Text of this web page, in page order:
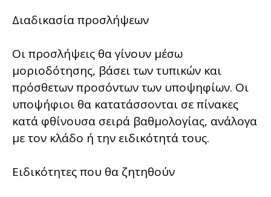
Διαδικασία προσλήψεων
Οι προσλήψεις θα γίνουν μέσω
μοριοδότησης, βάσει των τυπικών και
πρόσθετων προσόντων των υποψηφίων. Οι
υποψήφιοι θα κατατάσσονται σε πίνακες
κατά φθίνουσα σειρά βαθμολογίας, ανάλογα
με τον κλάδο ή την ειδικότητά τους.
Ειδικότητες που θα ζητηθούν